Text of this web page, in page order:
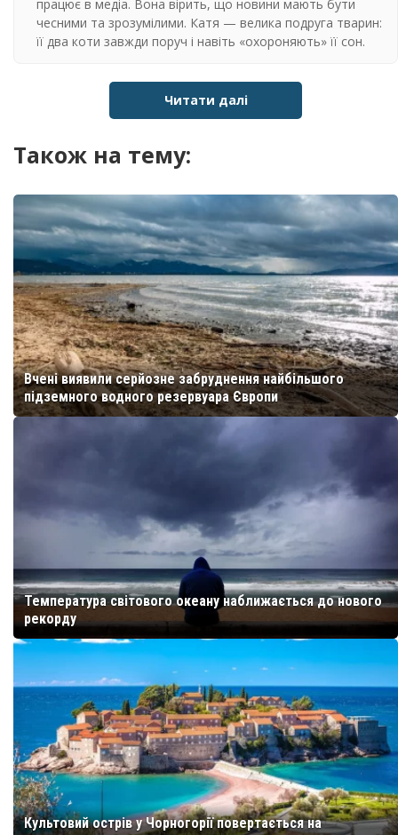
працює в медіа. Вона вірить, що новини мають бути
чесними та зрозумілими. Катя — велика подруга тварин:
її два коти завжди поруч і навіть «охороняють» її сон.
Читати далі
Також на тему:
Вчені виявили серйозне забруднення найбільшого
підземного водного резервуара Європи
Температура світового океану наближається до нового
рекорду
Культовий острів у Чорногорії повертається на